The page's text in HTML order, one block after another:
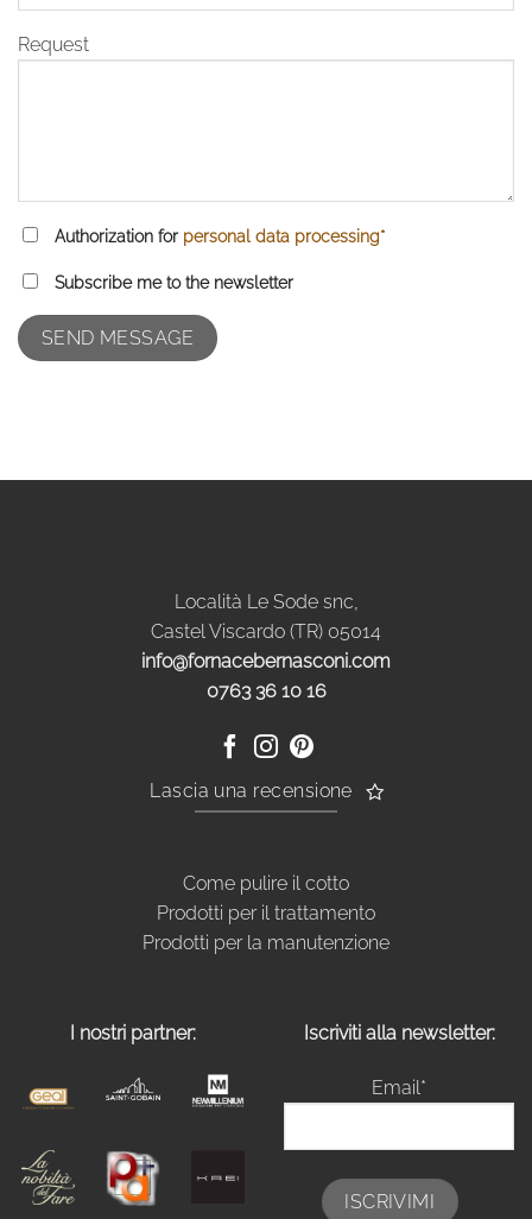
Request
Authorization for personal data processing*
Subscribe me to the newsletter
Località Le Sode snc,
Castel Viscardo (TR) 05014
info@fornacebernasconi.com
0763 36 10 16
Lascia una recensione
Come pulire il cotto
Prodotti per il trattamento
Prodotti per la manutenzione
I nostri partner: Iscriviti alla newsletter:
Email*